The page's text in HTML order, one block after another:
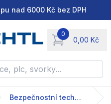
nad 6000 Kč bez DPH
0
0,00 Kč
items in cart,
svorky...
Bezpečnostní technika